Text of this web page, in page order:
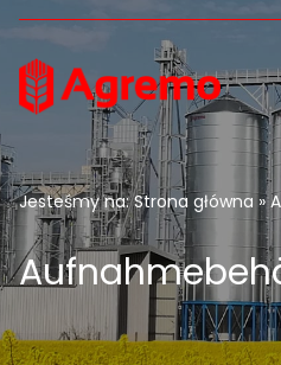
Skip to content
Jesteśmy na:Strona główna »